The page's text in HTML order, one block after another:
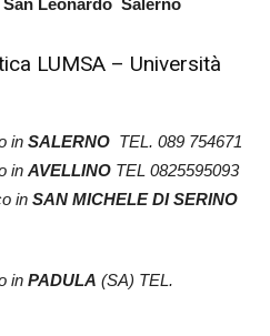
San Leonardo Salerno
LUMSA – Università
in SALERNO TEL. 089 754671
in AVELLINO TEL 0825595093
in SAN MICHELE DI SERINO
in PADULA (SA) TEL.